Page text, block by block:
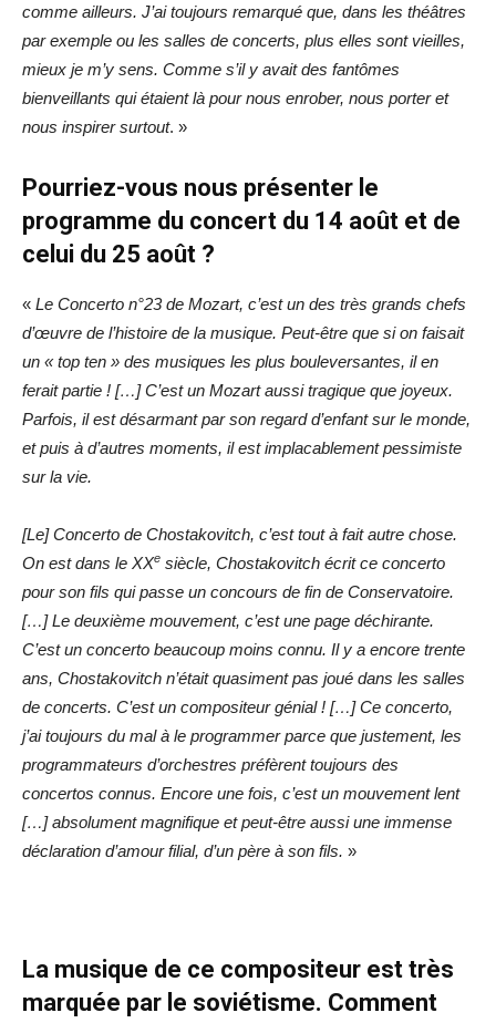
comme ailleurs. J’ai toujours remarqué que, dans les théâtres
par exemple ou les salles de concerts, plus elles sont vieilles,
mieux je m’y sens. Comme s’il y avait des fantômes
bienveillants qui étaient là pour nous enrober, nous porter et
nous inspirer surtout. »
Pourriez-vous nous présenter le
programme du concert du 14 août et de
celui du 25 août ?
« Le Concerto n°23 de Mozart, c’est un des très grands chefs
d’œuvre de l’histoire de la musique. Peut-être que si on faisait
un « top ten » des musiques les plus bouleversantes, il en
ferait partie ! […] C’est un Mozart aussi tragique que joyeux.
Parfois, il est désarmant par son regard d’enfant sur le monde,
et puis à d’autres moments, il est implacablement pessimiste
sur la vie.
[Le] Concerto de Chostakovitch, c’est tout à fait autre chose.
On est dans le XXe siècle, Chostakovitch écrit ce concerto
pour son fils qui passe un concours de fin de Conservatoire.
[…] Le deuxième mouvement, c’est une page déchirante.
C’est un concerto beaucoup moins connu. Il y a encore trente
ans, Chostakovitch n’était quasiment pas joué dans les salles
de concerts. C’est un compositeur génial ! […] Ce concerto,
j’ai toujours du mal à le programmer parce que justement, les
programmateurs d’orchestres préfèrent toujours des
concertos connus. Encore une fois, c’est un mouvement lent
[…] absolument magnifique et peut-être aussi une immense
déclaration d’amour filial, d’un père à son fils. »
La musique de ce compositeur est très
marquée par le soviétisme. Comment